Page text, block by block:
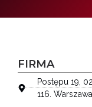
FIRMA
Postępu 19,
116.